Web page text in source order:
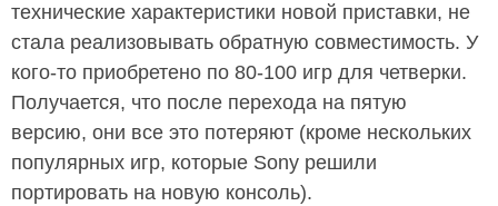
технические характеристики новой приставки, не
стала реализовывать обратную совместимость. У
кого-то приобретено по 80-100 игр для четверки.
Получается, что после перехода на пятую
версию, они все это потеряют (кроме нескольких
популярных игр, которые Sony решили
портировать на новую консоль).